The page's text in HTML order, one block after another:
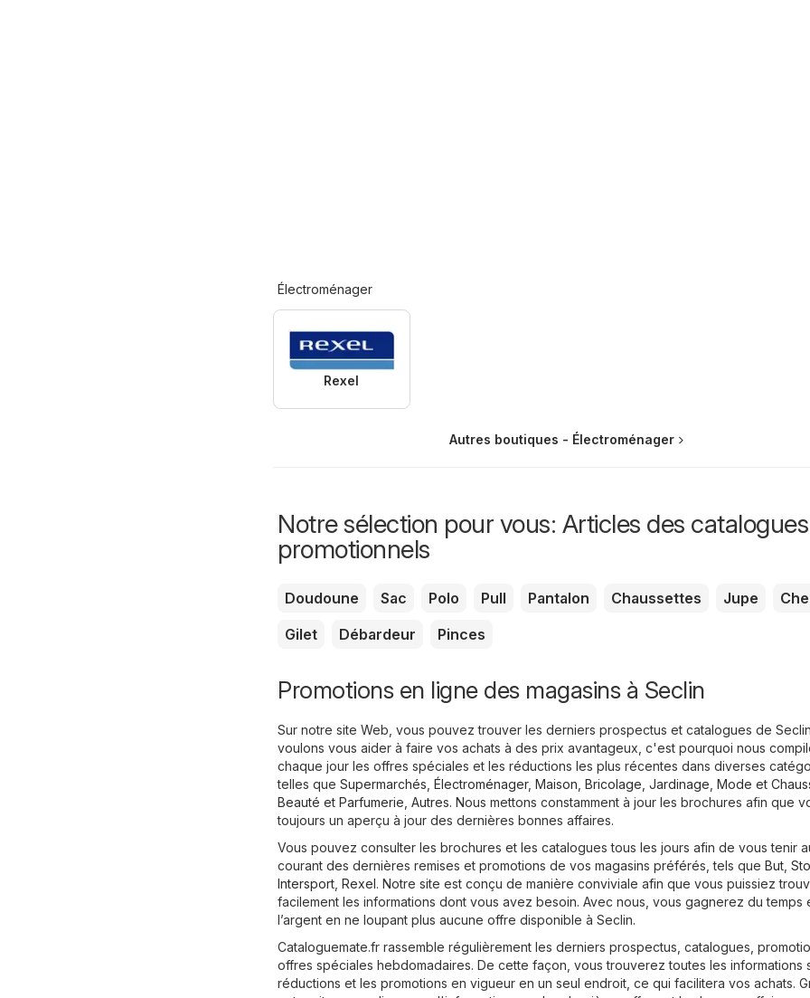
Électroménager
Rexel
Autres boutiques - Électroménager
Notre sélection pour vous: Articles des catalogues
promotionnels
Doudoune Sac Polo Pull Pantalon Chaussettes Jupe
Gilet
Débardeur Pinces
Promotions en ligne des magasins à Seclin
Sur notre site Web, vous pouvez trouver les derniers prospectus et catalogues de
voulons vous aider à faire vos achats à des prix avantageux, c'est pourquoi nous
chaque jour les offres spéciales et les réductions les plus récentes dans diverses
telles que Supermarchés, Électroménager, Maison, Bricolage, Jardinage, Mode et
Beauté et Parfumerie, Autres. Nous mettons constamment à jour les brochures afin que
toujours un aperçu à jour des dernières bonnes affaires.
Vous pouvez consulter les brochures et les catalogues tous les jours afin de vous tenir
courant des dernières remises et promotions de vos magasins préférés, tels que But,
Intersport, Rexel . Notre site est conçu de manière conviviale afin que vous puissiez
facilement les informations dont vous avez besoin. Avec nous, vous gagnerez du temps
l’argent en ne loupant plus aucune offre disponible à Seclin.
Cataloguemate.fr rassemble régulièrement les derniers prospectus, catalogues,
offres spéciales hebdomadaires. De cette façon, vous trouverez toutes les informations
réductions et les promotions en vigueur en un seul endroit, ce qui facilitera vos achats.